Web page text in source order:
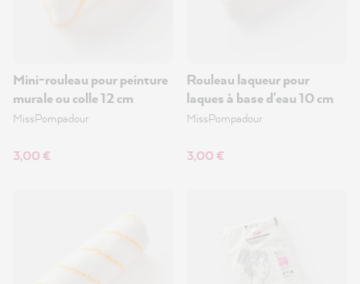
Mini-rouleau pour peinture
murale ou colle 12 cm
MissPompadour
3,00 €
Rouleau laqueur pour
laques à base d'eau 10 cm
MissPompadour
3,00 €